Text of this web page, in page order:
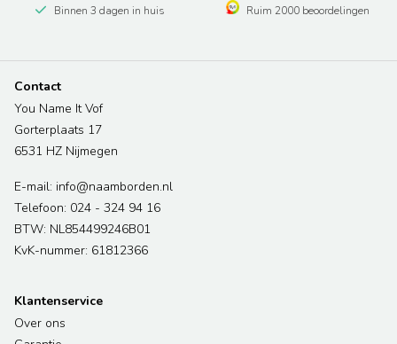
Binnen 3 dagen in huis Ruim 2000 beoordelingen
Contact
You Name It Vof
Gorterplaats 17
6531 HZ Nijmegen
E-mail: info@naamborden.nl
Telefoon: 024 - 324 94 16
BTW: NL854499246B01
KvK-nummer: 61812366
Klantenservice
Over ons